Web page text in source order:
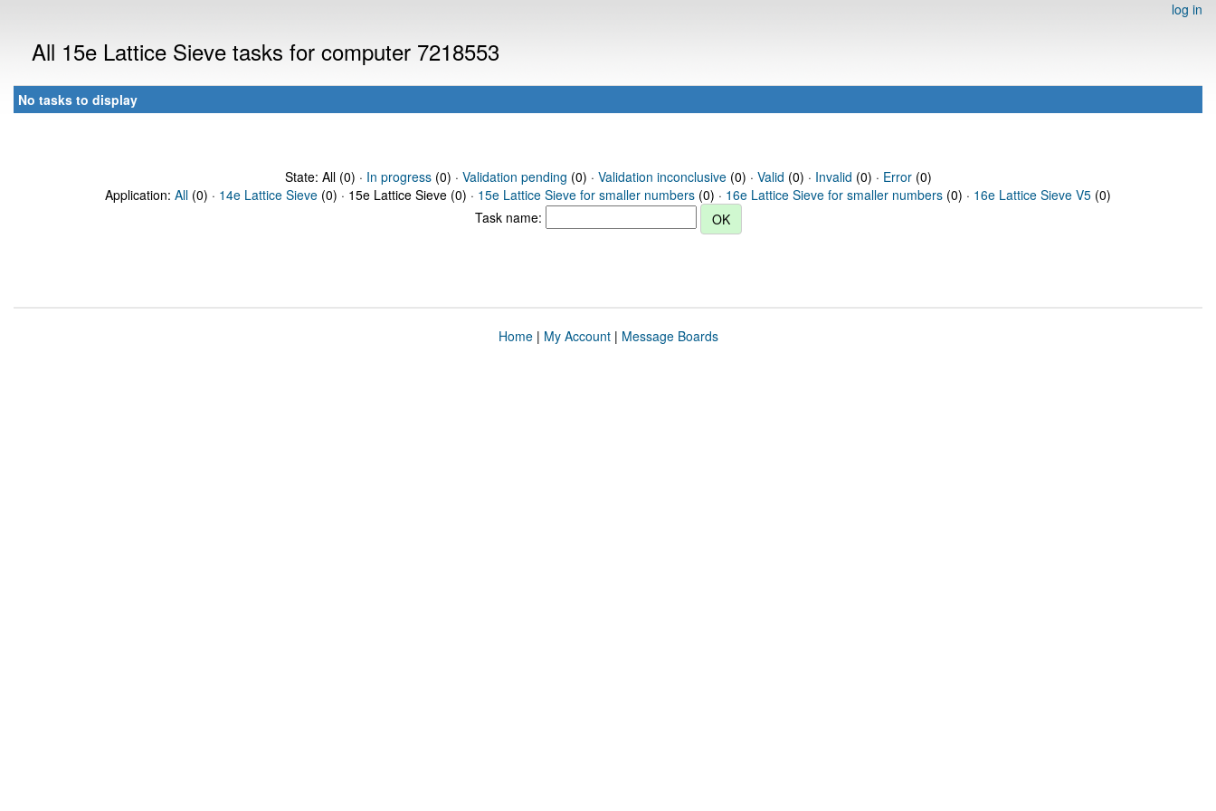
log in
All 15e Lattice Sieve tasks for computer 7218553
No tasks to display
State: All (0) · In progress(0) · Validation pending (0) · Validation inconclusive(0) · Valid (0) · Invalid (0) · Error(0)
Application: All (0) · 14e Lattice Sieve (0) · 15e Lattice Sieve (0) · 15e Lattice Sieve for smaller numbers (0) · 16e Lattice Sieve for smaller numbers (0) · 16e Lattice Sieve V5 (0)
Task name:
Home| My Account| Message Boards